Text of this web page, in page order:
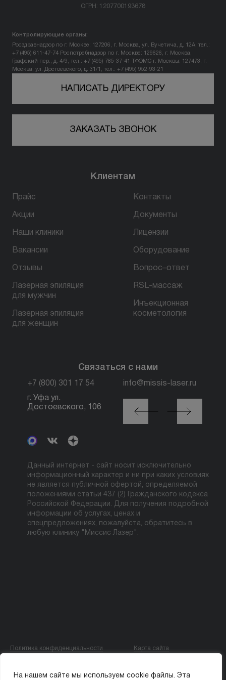
На нашем сайте мы используем cookie файлы. Эта
Контакты
+7 (800) 301 17 54
ул. Достоевского, д. 106
БЕСПЛАТНАЯ КОНСУЛЬТАЦИЯ
ОГРН: 1207700193678
Контролирующие органы:
Росздравнадзор по г. Москве: 127206, г. Москва, ул. Вучетича, д. 12А, тел.:
+7 (495) 611-47-74 Роспотребнадзор по г. Москве: 129626, г. Москва,
Графский пер., д. 4/9, тел.: +7 (495) 785-37-41
ТФОМС г. Москвы: 127473, г.
Москва, ул. Достоевского, д. 31/1, тел.: +7 (495) 952-93-21
НАПИСАТЬ ДИРЕКТОРУ
ЗАКАЗАТЬ ЗВОНОК
Клиентам
Прайс
Акции
Наши клиники
Вакансии
Отзывы
Лазерная эпиляция
для мужчин
Лазерная эпиляция
для женщин
Контакты
Документы
Лицензии
Оборудование
Вопрос–ответ
RSL-массаж
Инъекционная
косметология
Связаться с нами
+7 (800) 301 17 54 info@missis-laser.ru
г. Уфа ул.
Достоевского, 106
г. Москва м. Трубная,
ул. Петровка, 26, стр.
Данный интернет - сайт носит исключительно
информационный характер и ни при каких условиях
не является публичной офертой, определяемой
положениями статьи 437 (2) Гражданского кодекса
Российской Федерации. Для получения подробной
информации об услугах, ценах и
спецпредложениях, пожалуйста, обратитесь в
любую клинику "Миссис Лазер".
Политика конфиденциальности Карта сайта